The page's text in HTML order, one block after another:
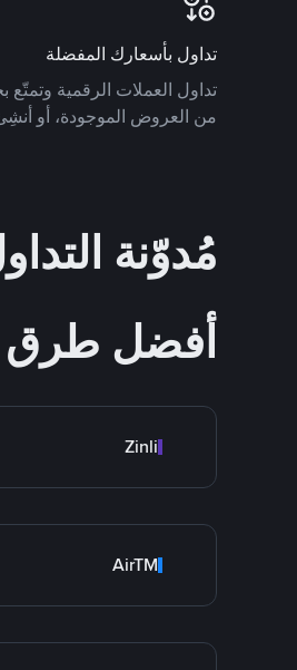
تداول بأسعارك المفضلة
تداول العملات الرقمية وتمتّع
من العروض الموجودة، أو
مُدوّنة
أفضل طرق
Zinli
AirTM